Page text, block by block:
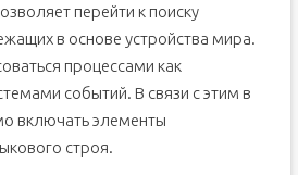
перейти к поиску
в основе устройства мира.
процессами как
событий. В связи с этим в
включать элементы
строя.